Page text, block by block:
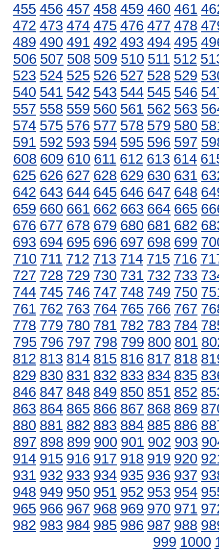
455 456 457 458 459 460 461
472 473 474 475 476 477 478
489 490 491 492 493 494 495
506 507 508 509 510 511 512
523 524 525 526 527 528 529
540 541 542 543 544 545 546
557 558 559 560 561 562 563
574 575 576 577 578 579 580
591 592 593 594 595 596 597
608 609 610 611 612 613 614
625 626 627 628 629 630 631
642 643 644 645 646 647 648
659 660 661 662 663 664 665
676 677 678 679 680 681 682
693 694 695 696 697 698 699
710 711 712 713 714 715 716
727 728 729 730 731 732 733
744 745 746 747 748 749 750
761 762 763 764 765 766 767
778 779 780 781 782 783 784
795 796 797 798 799 800 801
812 813 814 815 816 817 818
829 830 831 832 833 834 835
846 847 848 849 850 851 852
863 864 865 866 867 868 869
880 881 882 883 884 885 886
897 898 899 900 901 902 903
914 915 916 917 918 919 920
931 932 933 934 935 936 937
948 949 950 951 952 953 954
965 966 967 968 969 970 971
982 983 984 985 986 987 988
999 1000